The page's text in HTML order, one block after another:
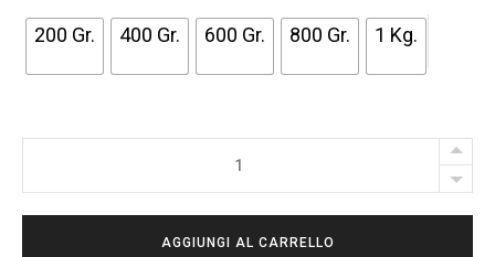
:
2
,
200 Gr. 400 Gr. 600 Gr. 800 Gr. 1 Kg.
AI
AGGIUNGI AL CARRELLO